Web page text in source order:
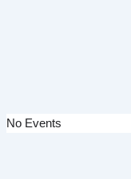
No Events